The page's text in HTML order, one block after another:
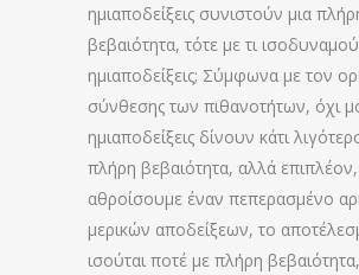
ημιαποδείξεις συνιστούν μια
βεβαιότητα, τότε με τι
ημιαποδείξεις; Σύμφωνα με τον
σύνθεσης των πιθανοτήτων, όχι
ημιαποδείξεις δίνουν κάτι
πλήρη βεβαιότητα, αλλά
αθροίσουμε έναν πεπερασμένο
μερικών αποδείξεων, το
ισούται ποτέ με πλήρη βεβαιότητα,